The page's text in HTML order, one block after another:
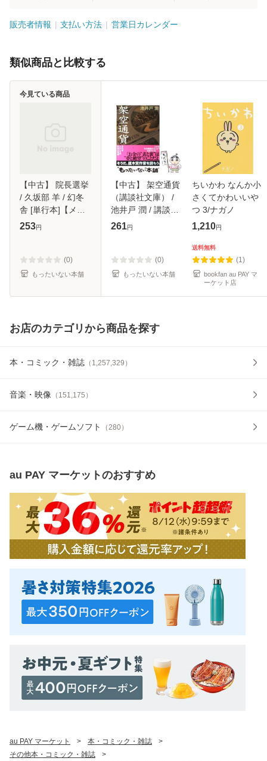
販売者情報 支払い方法 営業日カレンダー
類似商品と比較する
【中古】 院長選挙
/ 久坂部 羊 / 幻冬
舎 [単行本]【メー
ル便送料無料】
253円
(0)
もったいない本舗
今見ている商品
【中古】 架空通貨
（講談社文庫） /
池井戸 潤 / 講談社
[文庫]【メール便送
261円
(0)
もったいない本舗
ちいかわ なんか小
さくてかわいいや
つ 3/ナガノ
1,210円
送料無料
(1)
bookfan au PAY マ
ーケット店
お店のカテゴリから商品を探す
本・コミック・雑誌 （ 1,257,329 ）
音楽・映像 （ 151,175 ）
ゲーム機・ゲームソフト （280）
au PAY マーケットのおすすめ
au PAY マーケット > 本・コミック・雑誌
>
その他本・コミック・雑誌
>